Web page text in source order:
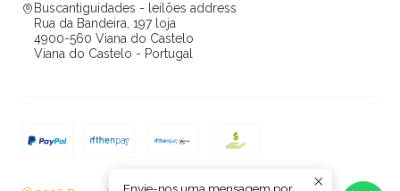
Buscantiguidades - leilões address
Rua da Bandeira, 197 loja
4900-560 Viana do Castelo
Viana do Castelo - Portugal